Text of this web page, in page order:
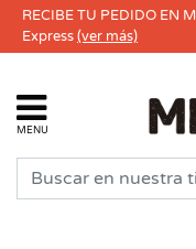
RECIBE TU PEDIDO EN
Express(ver más)
MENU